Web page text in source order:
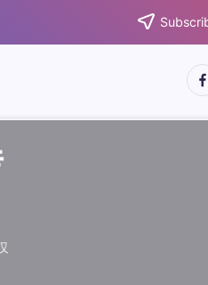
建武
仅
。品
因
夷
，其
建武